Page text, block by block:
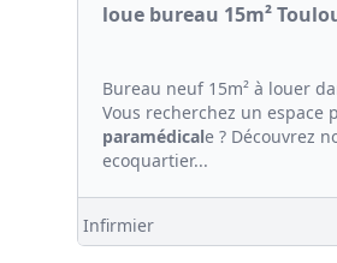
loue bureau 15m²
Bureau neuf 15m² à louer
Vous recherchez un
paramédicale ? Découvrez
ecoquartier...
Infirmier